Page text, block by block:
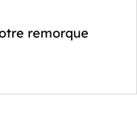
remorque